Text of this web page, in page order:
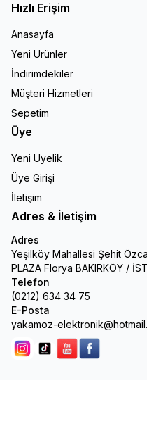
Hızlı Erişim
Anasayfa
Yeni Ürünler
İndirimdekiler
Müşteri Hizmetleri
Sepetim
Üye
Yeni Üyelik
Üye Girişi
İletişim
Adres & İletişim
Adres
Yeşilköy Mahallesi Şehit
PLAZA Florya BAKIRKÖY /
Telefon
(0212) 634 34 75
E-Posta
yakamoz-
Instagram
Tik Tokyoutubefacebook